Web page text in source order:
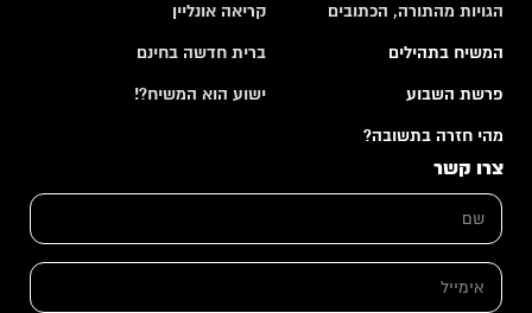
הגויות מהתורה, הכתובים
המשיח בתהילים
פרשת השבוע
מהי חזרה בתשובה?
קריאה אונליין
ברית חדשה בחינם
ישוע הוא המשיח?!
צרו קשר
ש
*
עא